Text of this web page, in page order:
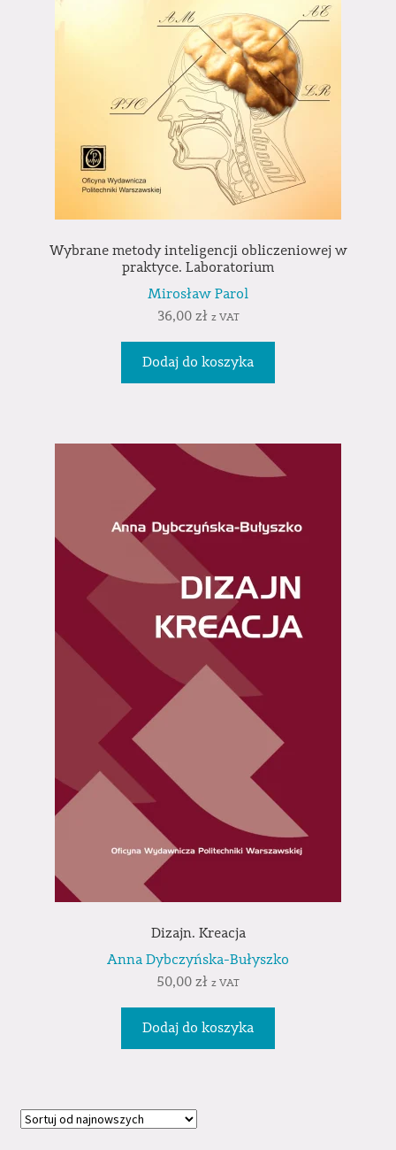
Wybrane metody inteligencji obliczeniowej w
praktyce. Laboratorium
Mirosław Parol
36,00 zł z VAT
Dodaj do koszyka
Dizajn. Kreacja
Anna Dybczyńska-Bułyszko
50,00 zł z VAT
Dodaj do koszyka